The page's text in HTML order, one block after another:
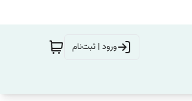
ورود | ثبت‌نام